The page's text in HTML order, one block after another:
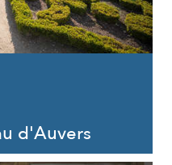
d'Auvers